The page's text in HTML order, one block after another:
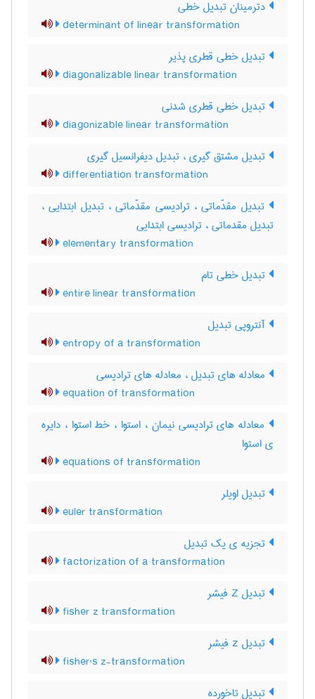
دترمینان تبدیل خطی
determinant of linear transformation
تبدیل خطی قطری پذیر
diagonalizable linear transformation
تبدیل خطی قطری شدنی
diagonizable linear transformation
تبدیل مشتق گیری ، تبدیل دیفرانسیل گیری
differentiation transformation
تبدیل مقدّماتی ، ترادیسی مقدّماتی ، تبدیل ابتدایی ،
تبدیل مقدماتی ، ترادیسی ابتدایی
elementary transformation
تبدیل خطی تام
entire linear transformation
آنتروپی تبدیل
entropy of a transformation
معادله های تبدیل ، معادله های ترادیسی
equation of transformation
معادله های ترادیسی نیمان ، استوا ، خط استوا ، دایره
ی استوا
equations of transformation
تبدیل اویلر
euler transformation
تجزیه ی یک تبدیل
factorization of a transformation
تبدیل Z فیشر
fisher z transformation
تبدیل z فیشر
fisher's z-transformation
تبدیل تاخورده